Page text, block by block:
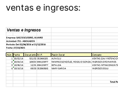
ventas e ingresos: